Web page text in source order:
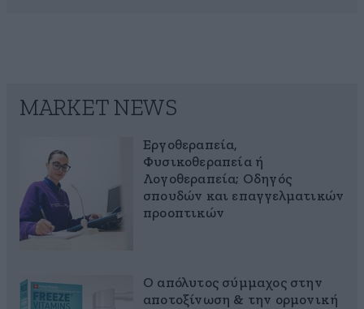
MARKET NEWS
Εργοθεραπεία,
Φυσικοθεραπεία ή
Λογοθεραπεία; Οδηγός
σπουδών και επαγγελματικών
προοπτικών
Ο απόλυτος σύμμαχος στην
αποτοξίνωση & την ορμονική